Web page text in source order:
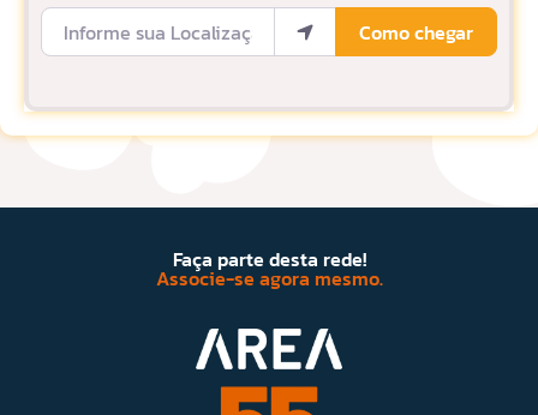
Informe sua Localização
Como chegar
Faça parte desta rede!
Associe-se agora mesmo.